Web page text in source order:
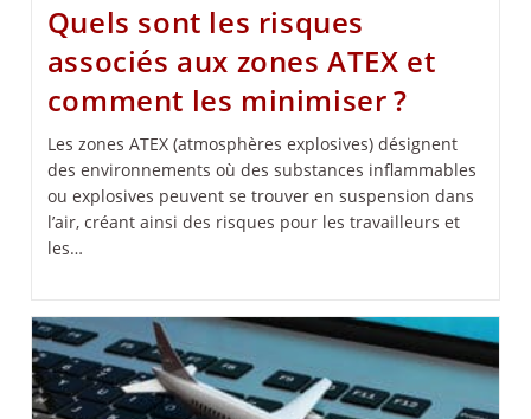
Quels sont les risques
associés aux zones ATEX et
comment les minimiser ?
Les zones ATEX (atmosphères explosives) désignent
des environnements où des substances inflammables
ou explosives peuvent se trouver en suspension dans
l’air, créant ainsi des risques pour les travailleurs et
les…